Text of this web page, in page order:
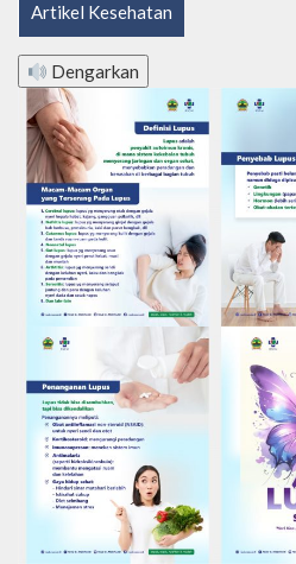
Artikel Kesehatan
Dengarkan